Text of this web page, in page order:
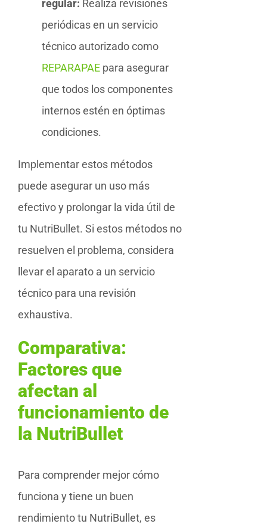
regular: Realiza revisiones
periódicas en un servicio
técnico autorizado como
REPARAPAE para asegurar
que todos los componentes
internos estén en óptimas
condiciones.
Implementar estos métodos
puede asegurar un uso más
efectivo y prolongar la vida útil de
tu NutriBullet. Si estos métodos no
resuelven el problema, considera
llevar el aparato a un servicio
técnico para una revisión
exhaustiva.
Comparativa:
Factores que
afectan al
funcionamiento de
la NutriBullet
Para comprender mejor cómo
funciona y tiene un buen
rendimiento tu NutriBullet, es